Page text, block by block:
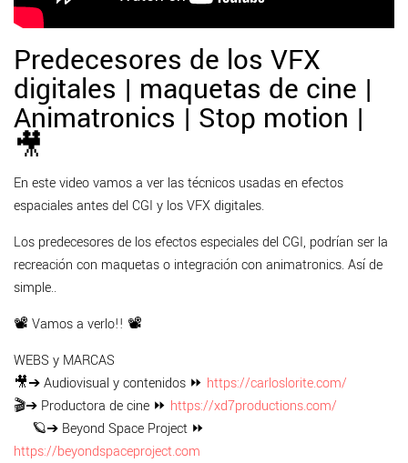
Predecesores de los VFX
digitales | maquetas de cine |
Animatronics | Stop motion |
🎥
En este video vamos a ver las técnicos usadas en efectos
espaciales antes del CGI y los VFX digitales.
Los predecesores de los efectos especiales del CGI, podrían ser la
recreación con maquetas o integración con animatronics. Así de
simple..
📽 Vamos a verlo!! 📽
WEBS y MARCAS
🎥➔ Audiovisual y contenidos ⏩ https://carloslorite.com/
🎬➔ Productora de cine ⏩ https://xd7productions.com/
🪐➔ Beyond Space Project ⏩
https://beyondspaceproject.com